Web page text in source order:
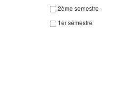
2ème semestre
1er semestre